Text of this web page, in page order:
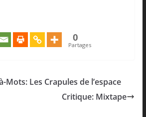
0
Partages
Mots: Les Crapules de l’espace
Critique: Mixtape